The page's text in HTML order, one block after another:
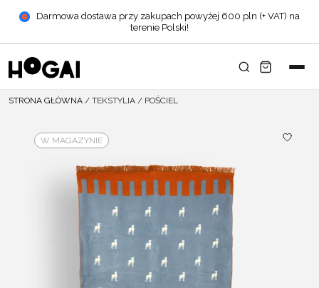
Darmowa dostawa przy zakupach powyżej 600 pln (+ VAT) na
terenie Polski!
STRONA GŁÓWNA / TEKSTYLIA / POŚCIEL
W MAGAZYNIE